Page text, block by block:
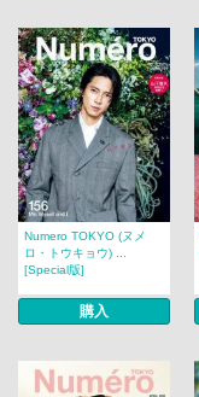
Numero TOKYO (ヌメ
ロ・トウキョウ) ...
[Special版]
購入